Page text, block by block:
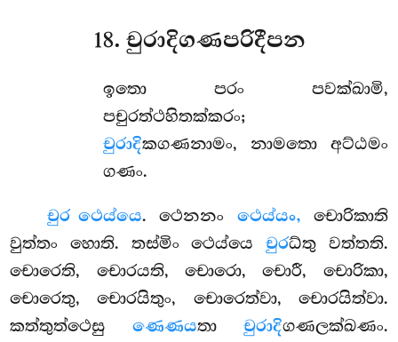
18. චුරාදිගණපරිදීපන
ඉතො පරං පවක්ඛාමි,
පචුරත්ථහිතක්කරං;
චුරාදිකගණනාමං, නාමතො අට්ඨමං
ගණං.
චුර ථෙය්යෙ. ථෙනනං ථෙය්යං, චොරිකාති
වුත්තං හොති. තස්මිං ථෙය්යෙචුරධ්තු වත්තති.
චොරෙති, චොරයති, චොරො, චොරී, චොරිකා,
චොරෙතු, චොරයිතුං, චොරෙත්වා, චොරයිත්වා.
කත්තුත්ථෙසු ණෙණයතා චුරාදිගණලක්ඛණං.